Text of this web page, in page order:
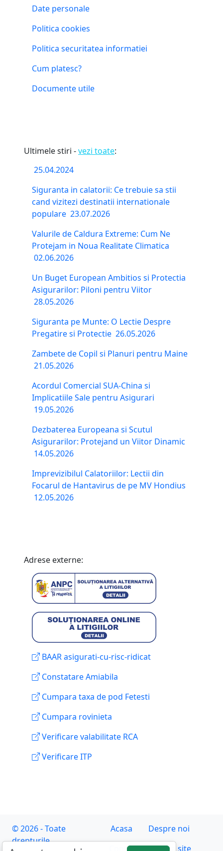
Date personale
Politica cookies
Politica securitatea informatiei
Cum platesc?
Documente utile
Ultimele stiri -vezi toate:
25.04.2024
Siguranta in calatorii: Ce trebuie sa stii
cand vizitezi destinatii internationale
populare 23.07.2026
Valurile de Caldura Extreme: Cum Ne
Protejam in Noua Realitate Climatica
02.06.2026
Un Buget European Ambitios si Protectia
Asigurarilor: Piloni pentru Viitor
28.05.2026
Siguranta pe Munte: O Lectie Despre
Pregatire si Protectie 26.05.2026
Zambete de Copil si Planuri pentru Maine
21.05.2026
Acordul Comercial SUA-China si
Implicatiile Sale pentru Asigurari
19.05.2026
Dezbaterea Europeana si Scutul
Asigurarilor: Protejand un Viitor Dinamic
14.05.2026
Imprevizibilul Calatoriilor: Lectii din
Focarul de Hantavirus de pe MV Hondius
12.05.2026
Adrese externe:
BAAR asigurati-cu-risc-ridicat
Constatare Amiabila
Cumpara taxa de pod Fetesti
Cumpara rovinieta
Verificare valabilitate RCA
Verificare ITP
© 2026 - Toate
drepturile
Acasa
Despre noi
Contact
Harta site